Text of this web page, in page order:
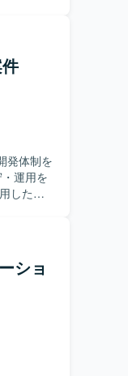
やテ
が望
ンハ
の知見
を意
発体制を
した実
化の
用した
る高
、
ショ